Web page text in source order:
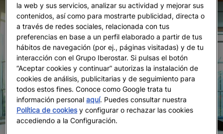
la web y sus servicios, analizar su actividad y mejorar sus
contenidos, así como para mostrarte publicidad, directa o
a través de redes sociales, relacionada con tus
preferencias en base a un perfil elaborado a partir de tus
hábitos de navegación (por ej., páginas visitadas) y de tu
interacción con el Grupo Iberostar. Si pulsas el botón
“Aceptar cookies y continuar” autorizas la instalación de
cookies de análisis, publicitarias y de seguimiento para
todos estos fines. Conoce como Google trata tu
información personalaquí. Puedes consultar nuestra
Política de cookiesy configurar o rechazar las cookies
accediendo a la Configuración.